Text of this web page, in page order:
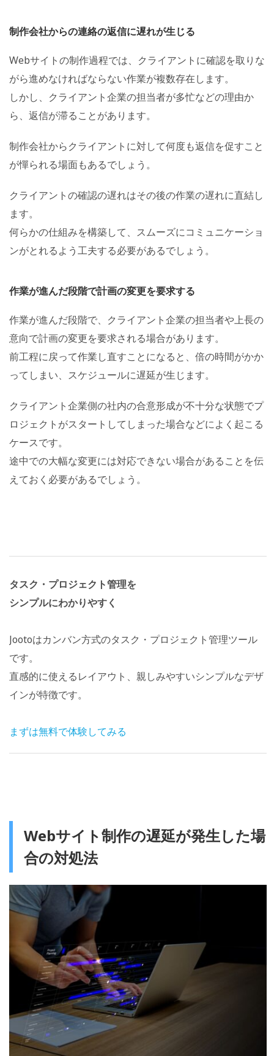
制作会社からの連絡の返信に遅れが生じる
Webサイトの制作過程では、クライアントに確認を取りな
がら進めなければならない作業が複数存在します。
しかし、クライアント企業の担当者が多忙などの理由か
ら、返信が滞ることがあります。
制作会社からクライアントに対して何度も返信を促すこと
が憚られる場面もあるでしょう。
クライアントの確認の遅れはその後の作業の遅れに直結し
ます。
何らかの仕組みを構築して、スムーズにコミュニケーショ
ンがとれるよう工夫する必要があるでしょう。
作業が進んだ段階で計画の変更を要求する
作業が進んだ段階で、クライアント企業の担当者や上長の
意向で計画の変更を要求される場合があります。
前工程に戻って作業し直すことになると、倍の時間がかか
ってしまい、スケジュールに遅延が生じます。
クライアント企業側の社内の合意形成が不十分な状態でプ
ロジェクトがスタートしてしまった場合などによく起こる
ケースです。
途中での大幅な変更には対応できない場合があることを伝
えておく必要があるでしょう。
タスク・プロジェクト管理を
シンプルにわかりやすく
Jootoはカンバン方式のタスク・プロジェクト管理ツール
です。
直感的に使えるレイアウト、親しみやすいシンプルなデザ
インが特徴です。
まずは無料で体験してみる
Webサイト制作の遅延が発生した場
合の対処法